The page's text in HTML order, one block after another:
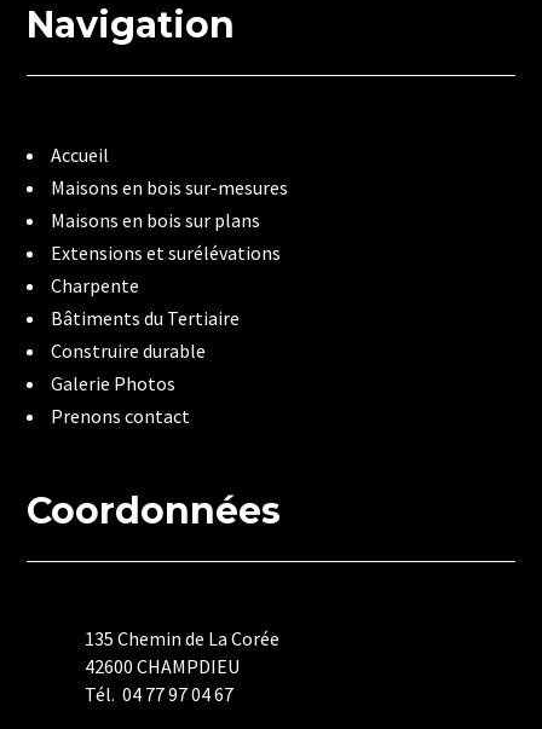
Navigation
Accueil
Maisons en bois sur-mesures
Maisons en bois sur plans
Extensions et surélévations
Charpente
Bâtiments du Tertiaire
Construire durable
Galerie Photos
Prenons contact
Coordonnées
135 Chemin de La Corée
42600 CHAMPDIEU
Tél. 04 77 97 04 67